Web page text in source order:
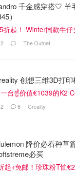
的，其实并不是“
这个名字。
情时期的人，基本
驶入医院的画面，
忆。如今类似的场
隔离点重新启用”这
北部较大的综合医
的并不是普通病房
立住宿楼。它原本
千金感穿搭🤍 羊
）
折起！ Winter同款牛
2 The Outnet
创想三维3D打
台☝️价值€1039的K2
2 6 Creality
降价必看种草
必买
起+免邮！珍珠粉T恤